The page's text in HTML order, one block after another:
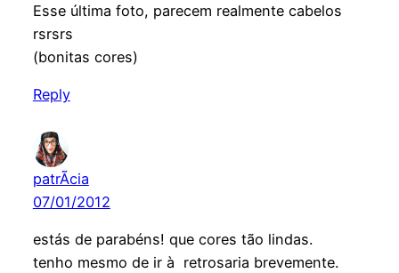
Esse última foto, parecem realmente cabelos
rsrsrs
(bonitas cores)
Reply
patrÃ­cia
07/01/2012
estás de parabéns! que cores tão lindas.
tenho mesmo de ir à retrosaria brevemente.